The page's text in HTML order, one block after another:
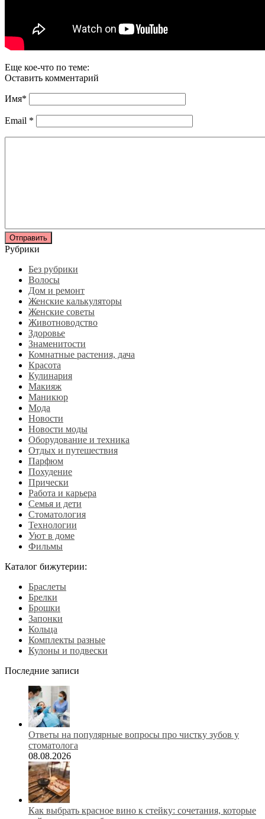
Еще кое-что по теме:
Оставить комментарий
Имя*
Email *
Рубрики
Без рубрики
Волосы
Дом и ремонт
Женские калькуляторы
Женские советы
Животноводство
Здоровье
Знаменитости
Комнатные растения, дача
Красота
Кулинария
Макияж
Маникюр
Мода
Новости
Новости моды
Оборудование и техника
Отдых и путешествия
Парфюм
Похудение
Прически
Работа и карьера
Семья и дети
Стоматология
Технологии
Уют в доме
Фильмы
Каталог бижутерии:
Браслеты
Брелки
Брошки
Запонки
Кольца
Комплекты разные
Кулоны и подвески
Последние записи
Ответы на популярные вопросы про чистку зубов у
стоматолога
08.08.2026
Как выбрать красное вино к стейку: сочетания, которые